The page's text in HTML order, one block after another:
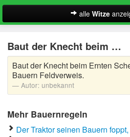
alle Witze
A-Klasse Witze
Akademiker Witze
Al Bundy Sprüche
Alle Kinder Sprüche
Anrufbeantworter Ansagen
Baut der Knecht beim …
Baut der Knecht beim Ernten
Bauern Feldverweis.
Autor: unbekannt
Mehr Bauernregeln
Der Traktor seinen Bauern